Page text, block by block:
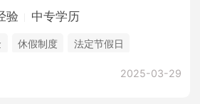
验 中专学历
休假制度
法定节假日
2025-03-29